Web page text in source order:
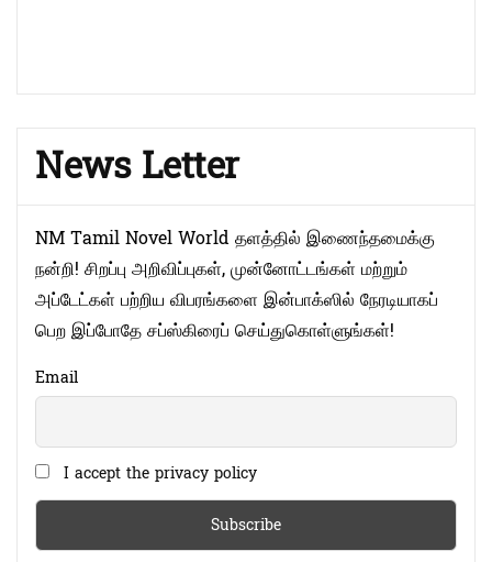
News Letter
NM Tamil Novel World தளத்தில் இணைந்தமைக்கு
நன்றி! சிறப்பு அறிவிப்புகள், முன்னோட்டங்கள் மற்றும்
அப்டேட்கள் பற்றிய விபரங்களை இன்பாக்ஸில் நேரடியாகப்
பெற இப்போதே சப்ஸ்கிரைப் செய்துகொள்ளுங்கள்!
Email
I accept the privacy policy